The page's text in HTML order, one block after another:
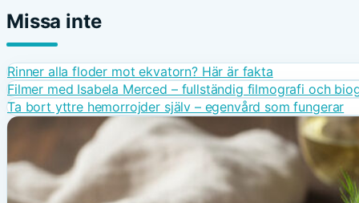
Missa inte
Rinner alla floder mot ekvatorn? Här är fakta
Filmer med Isabela Merced – fullständig filmografi och
Ta bort yttre hemorrojder själv – egenvård som fungerar